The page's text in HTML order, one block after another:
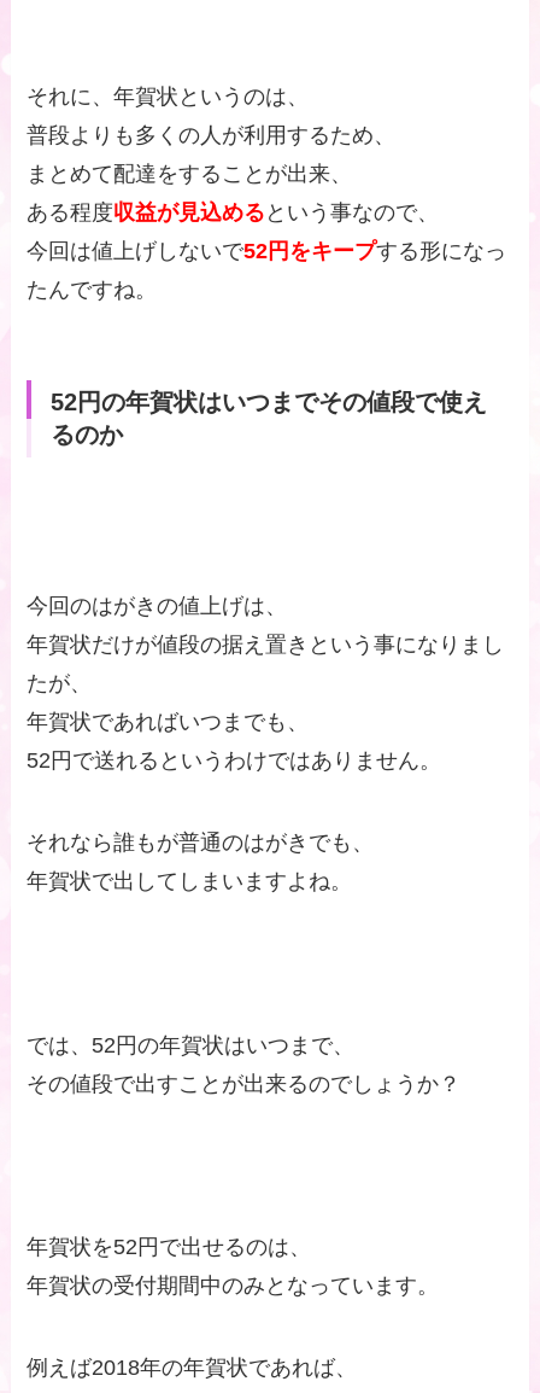
それに、年賀状というのは、
普段よりも多くの人が利用するため、
まとめて配達をすることが出来、
ある程度収益が見込める という事なので、
今回は値上げしないで52円をキープする形になっ
たんですね。
52円の年賀状はいつまでその値段で使え
るのか
今回のはがきの値上げは、
年賀状だけが値段の据え置きという事になりまし
たが、
年賀状であればいつまでも、
52円で送れるというわけではありません。
それなら誰もが普通のはがきでも、
年賀状で出してしまいますよね。
では、52円の年賀状はいつまで、
その値段で出すことが出来るのでしょうか？
年賀状を52円で出せるのは、
年賀状の受付期間中のみとなっています。
例えば2018年の年賀状であれば、